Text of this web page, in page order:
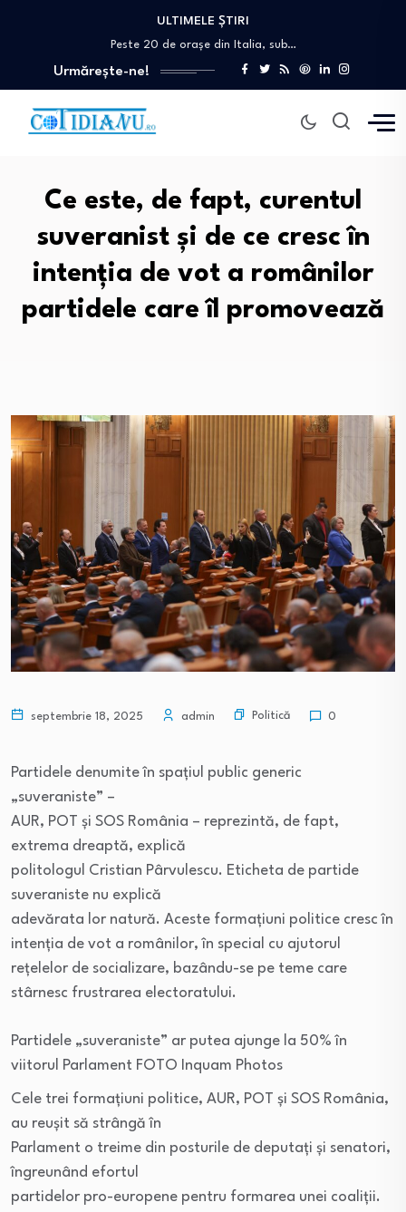
ULTIMELE ȘTIRI
Bolojan acuză Ministerul Transporturilor că a blocat…
Peste 20 de orașe din Italia, sub…
„Rusia a învățat să contracareze aproape toate…
Oana Țoiu a discutat cu ministrul de…
Anchetă după moartea unei femei de 73…
Urmărește-ne!
Ce este, de fapt, curentul
suveranist și de ce cresc în
intenția de vot a românilor
partidele care îl promovează
septembrie 18, 2025 admin Politică 0
Partidele denumite în spațiul public generic
„suveraniste” –
AUR, POT și SOS România – reprezintă, de fapt,
extrema dreaptă, explică
politologul Cristian Pârvulescu. Eticheta de partide
suveraniste nu explică
adevărata lor natură. Aceste formațiuni politice cresc în
intenția de vot a românilor, în special cu ajutorul
rețelelor de socializare, bazându-se pe teme care
stârnesc frustrarea electoratului.
Partidele „suveraniste” ar putea ajunge la 50% în
viitorul Parlament FOTO Inquam Photos
Cele trei formațiuni politice, AUR, POT și SOS România,
au reușit să strângă în
Parlament o treime din posturile de deputați și senatori,
îngreunând efortul
partidelor pro-europene pentru formarea unei coaliții.